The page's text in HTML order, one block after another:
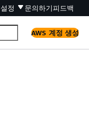
설정 문의하기피드백
AWS 계정 생성